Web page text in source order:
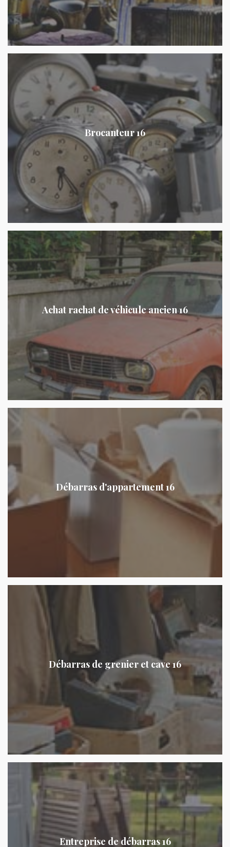
Brocanteur 16
Achat rachat de véhicule ancien 16
Débarras d'appartement 16
Débarras de grenier et cave 16
Entreprise de débarras 16